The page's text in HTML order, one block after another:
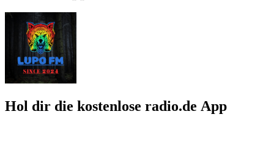
Hol dir die kostenlose radio.de App